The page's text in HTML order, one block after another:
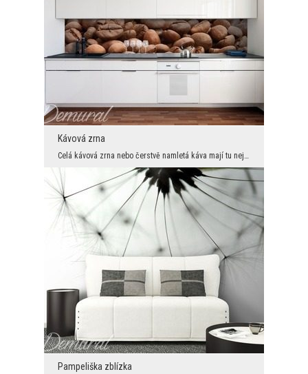
Kávová zrna
Celá kávová zrna nebo čerstvě namletá káva mají tu nejkrásnější vůni. Nemělo by se však skrývat, ...
Pampeliška zblízka